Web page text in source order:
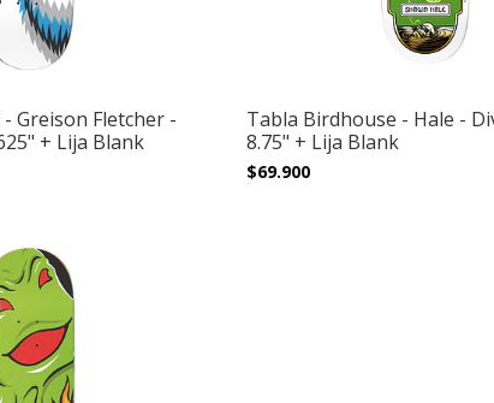
Greison Fletcher -
+ Lija Blank
Tabla Birdhouse - Hale -
8.75" + Lija Blank
$69.900